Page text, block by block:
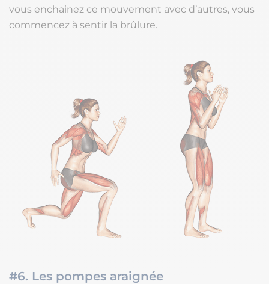
vous enchainez ce mouvement avec d’autres, vous
commencez à sentir la brûlure.
#6. Les pompes araignée